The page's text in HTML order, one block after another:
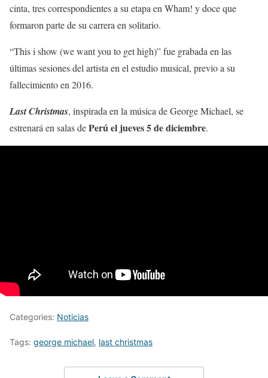
cinta, tres correspondientes a su etapa en Wham! y doce que
formaron parte de su carrera en solitario.
“This i show (we want you to get high)” fue grabada en las
últimas sesiones del artista en el estudio musical, previo a su
fallecimiento en 2016.
Last Christmas, inspirada en la música de George Michael, se
estrenará en salas dePerú el jueves 5 de diciembre.
Categories: Noticias
Tags: george michael, last christmas